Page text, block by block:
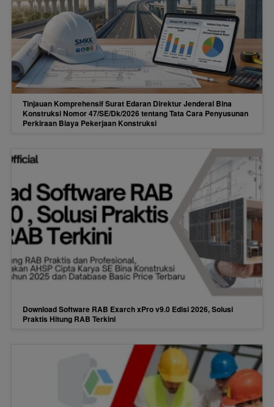
Tinjauan Komprehensif Surat Edaran Direktur Jenderal Bina
Konstruksi Nomor 47/SE/Dk/2026 tentang Tata Cara Penyusunan
Perkiraan Biaya Pekerjaan Konstruksi
Download Software RAB Exarch xPro v9.0 Edisi 2026, Solusi
Praktis Hitung RAB Terkini